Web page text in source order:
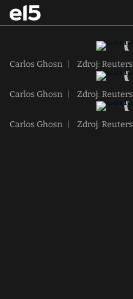
Carlos Ghosn Zdroj: Reuters
Carlos Ghosn Zdroj: Reuters
Carlos Ghosn Zdroj: Reuters